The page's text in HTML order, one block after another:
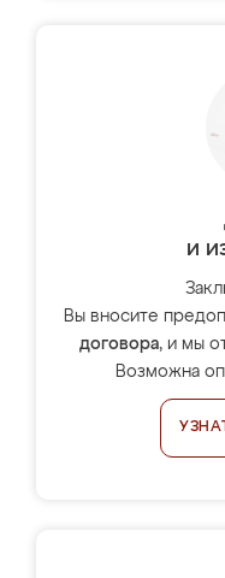
и
Вы вносите
договора, и мы
Возможна